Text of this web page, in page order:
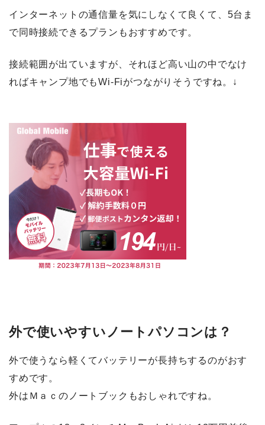
インターネットの通信量を気にしなくて良くて、5台ま
で同時接続できるプランもおすすめです。
接続範囲が出ていますが、それほど高い山の中でなけ
ればキャンプ地でもWi-Fiがつながりそうですね。↓
外で使いやすいノートパソコンは？
外で使うなら軽くてバッテリーが長持ちするのがおす
すめです。
外はＭａｃのノートブックもおしゃれですね。